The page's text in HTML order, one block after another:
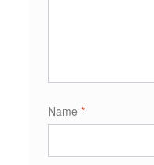
Name*